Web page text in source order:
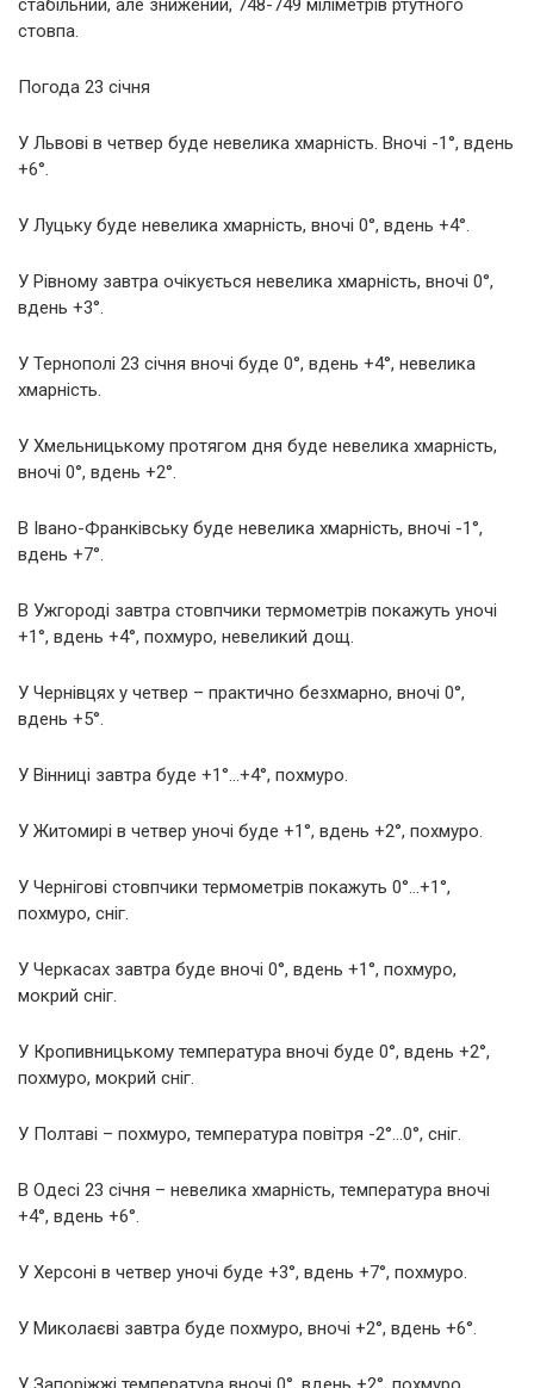
стабільний, але знижений, 748-749 міліметрів ртутного
стовпа.
Погода 23 січня
У Львові в четвер буде невелика хмарність. Вночі -1°, вдень
+6°.
У Луцьку буде невелика хмарність, вночі 0°, вдень +4°.
У Рівному завтра очікується невелика хмарність, вночі 0°,
вдень +3°.
У Тернополі 23 січня вночі буде 0°, вдень +4°, невелика
хмарність.
У Хмельницькому протягом дня буде невелика хмарність,
вночі 0°, вдень +2°.
В Івано-Франківську буде невелика хмарність, вночі -1°,
вдень +7°.
В Ужгороді завтра стовпчики термометрів покажуть уночі
+1°, вдень +4°, похмуро, невеликий дощ.
У Чернівцях у четвер – практично безхмарно, вночі 0°,
вдень +5°.
У Вінниці завтра буде +1°…+4°, похмуро.
У Житомирі в четвер уночі буде +1°, вдень +2°, похмуро.
У Чернігові стовпчики термометрів покажуть 0°…+1°,
похмуро, сніг.
У Черкасах завтра буде вночі 0°, вдень +1°, похмуро,
мокрий сніг.
У Кропивницькому температура вночі буде 0°, вдень +2°,
похмуро, мокрий сніг.
У Полтаві – похмуро, температура повітря -2°…0°, сніг.
В Одесі 23 січня – невелика хмарність, температура вночі
+4°, вдень +6°.
У Херсоні в четвер уночі буде +3°, вдень +7°, похмуро.
У Миколаєві завтра буде похмуро, вночі +2°, вдень +6°.